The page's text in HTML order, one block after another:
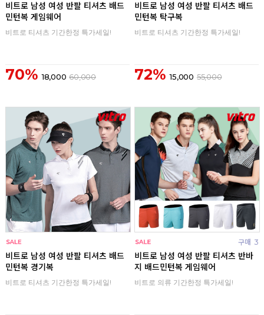
비트로 남성 여성 반팔 티셔츠 배드
민턴복 게임웨어
비트로 티셔츠 기간한정 특가세일!
70% 18,000 60,000
비트로 남성 여성 반팔 티셔츠 배드
민턴복 탁구복
비트로 티셔츠 기간한정 특가세일!
72% 15,000 55,000
비트로 남성 여성 반팔 티셔츠 배드
민턴복 경기복
비트로 티셔츠 기간한정 특가세일!
구매 3
비트로 남성 여성 반팔 티셔츠 반바
지 배드민턴복 게임웨어
비트로 의류 기간한정 특가세일!